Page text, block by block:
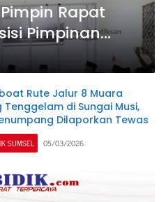
Rapat
Pimpinan
Rute Jalur 8 Muara
Tenggelam di Sungai Musi,
Dilaporkan Tewas
SUMSEL 05/03/2026